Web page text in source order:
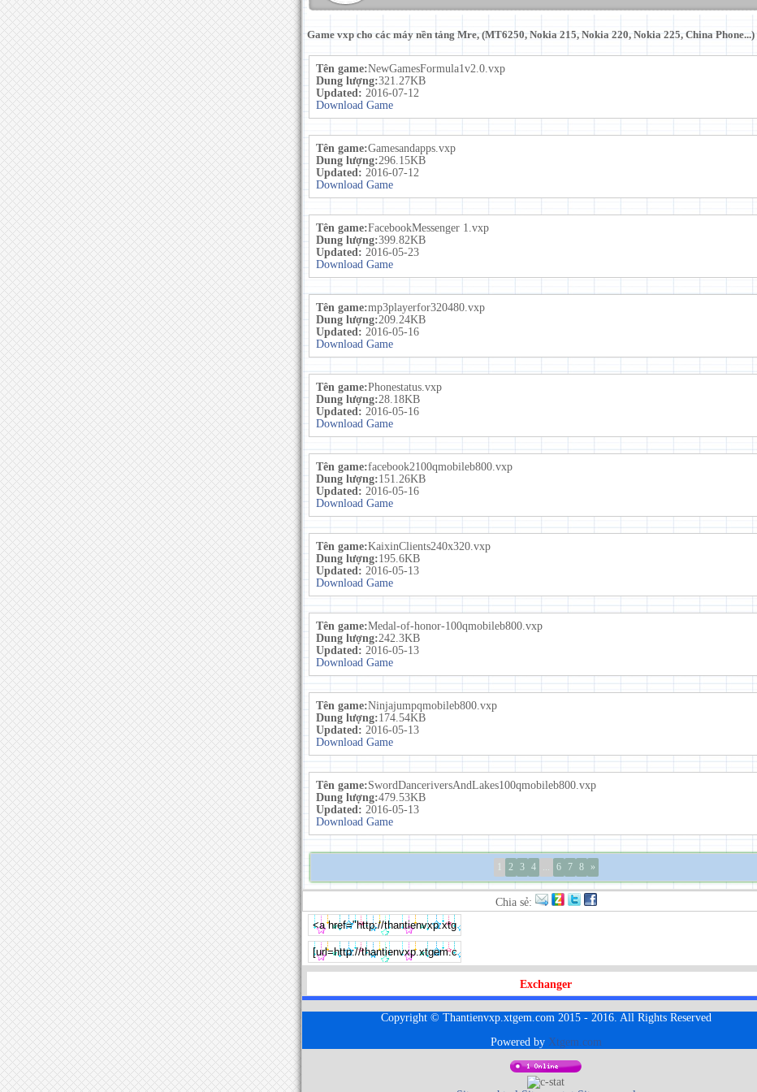
Game vxp cho các máy nền tảng Mre, (MT6250, Nokia 215, Nokia 220, Nokia 225, China Phone...)
Tên game:NewGamesFormula1v2.0.vxp
Dung lượng:321.27KB
Updated: 2016-07-12
Download Game
Tên game:Gamesandapps.vxp
Dung lượng:296.15KB
Updated: 2016-07-12
Download Game
Tên game:FacebookMessenger 1.vxp
Dung lượng:399.82KB
Updated: 2016-05-23
Download Game
Tên game:mp3playerfor320480.vxp
Dung lượng:209.24KB
Updated: 2016-05-16
Download Game
Tên game:Phonestatus.vxp
Dung lượng:28.18KB
Updated: 2016-05-16
Download Game
Tên game:facebook2100qmobileb800.vxp
Dung lượng:151.26KB
Updated: 2016-05-16
Download Game
Tên game:KaixinClients240x320.vxp
Dung lượng:195.6KB
Updated: 2016-05-13
Download Game
Tên game:Medal-of-honor-100qmobileb800.vxp
Dung lượng:242.3KB
Updated: 2016-05-13
Download Game
Tên game:Ninjajumpqmobileb800.vxp
Dung lượng:174.54KB
Updated: 2016-05-13
Download Game
Tên game:SwordDanceriversAndLakes100qmobileb800.vxp
Dung lượng:479.53KB
Updated: 2016-05-13
Download Game
2 3 4 ... 6 7 8 »
Chia sẻ:
Exchanger
Copyright © Thantienvxp.xtgem.com 2015 - 2016. All Rights Reserved
Powered by Xtgem.com